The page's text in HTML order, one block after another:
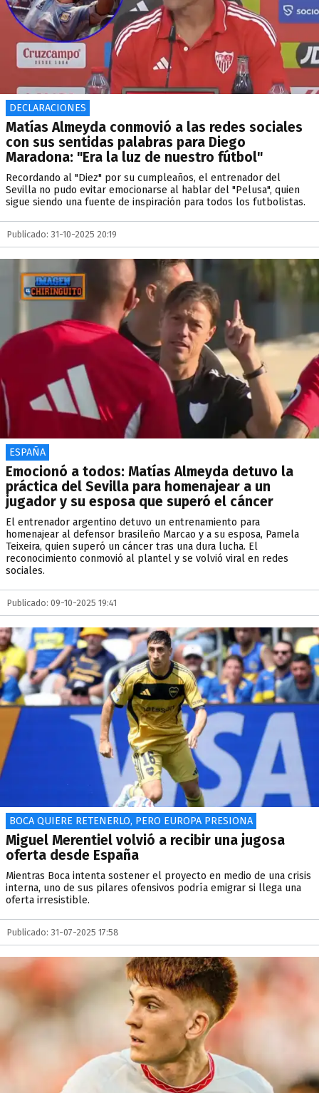
DECLARACIONES
Matías Almeyda conmovió a las redes sociales
con sus sentidas palabras para Diego
Maradona: "Era la luz de nuestro fútbol"
Recordando al "Diez" por su cumpleaños, el entrenador del
Sevilla no pudo evitar emocionarse al hablar del "Pelusa", quien
sigue siendo una fuente de inspiración para todos los futbolistas.
Publicado: 31-10-2025 20:19
ESPAÑA
Emocionó a todos: Matías Almeyda detuvo la
práctica del Sevilla para homenajear a un
jugador y su esposa que superó el cáncer
El entrenador argentino detuvo un entrenamiento para
homenajear al defensor brasileño Marcao y a su esposa, Pamela
Teixeira, quien superó un cáncer tras una dura lucha. El
reconocimiento conmovió al plantel y se volvió viral en redes
sociales.
Publicado: 09-10-2025 19:41
BOCA QUIERE RETENERLO, PERO EUROPA PRESIONA
Miguel Merentiel volvió a recibir una jugosa
oferta desde España
Mientras Boca intenta sostener el proyecto en medio de una crisis
interna, uno de sus pilares ofensivos podría emigrar si llega una
oferta irresistible.
Publicado: 31-07-2025 17:58